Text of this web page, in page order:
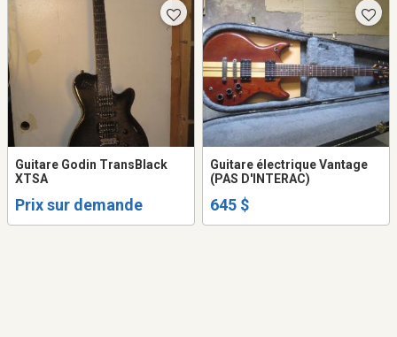
Guitare Godin TransBlack
XTSA
Prix sur demande
Guitare électrique Vantage
(PAS D'INTERAC)
645 $